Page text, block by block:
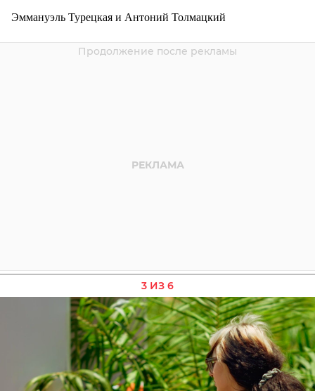
Эммануэль Турецкая и Антоний Толмацкий
3 ИЗ 6